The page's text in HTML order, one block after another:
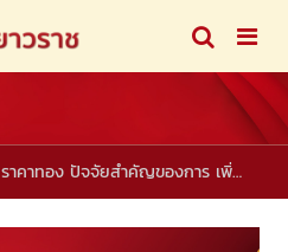
ราคาทอง ปัจจัยสำคัญของการ เพิ่ม-ลด การถือครองทองคำ